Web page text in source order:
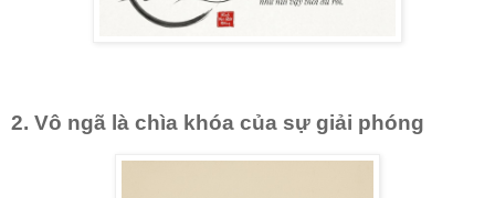
2. Vô ngã là chìa khóa của sự giải phóng